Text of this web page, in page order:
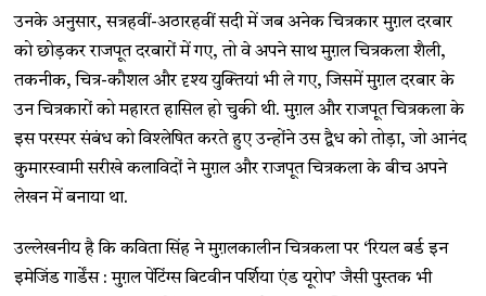
उनके अनुसार, सत्रहवीं-अठारहवीं सदी में जब अनेक चित्रकार मुग़ल दरबार
को छोड़कर राजपूत दरबारों में गए, तो वे अपने साथ मुग़ल चित्रकला शैली,
तकनीक, चित्र-कौशल और दृश्य युक्तियां भी ले गए, जिसमें मुग़ल दरबार के
उन चित्रकारों को महारत हासिल हो चुकी थी. मुग़ल और राजपूत चित्रकला के
इस परस्पर संबंध को विश्लेषित करते हुए उन्होंने उस द्वैध को तोड़ा, जो आनंद
कुमारस्वामी सरीखे कलाविदों ने मुग़ल और राजपूत चित्रकला के बीच अपने
लेखन में बनाया था.
उल्लेखनीय है कि कविता सिंह ने मुग़लकालीन चित्रकला पर ‘रियल बर्ड इन
इमेजिंड गार्डेंस : मुग़ल पेंटिंग्स बिटवीन पर्शिया एंड यूरोप’ जैसी पुस्तक भी